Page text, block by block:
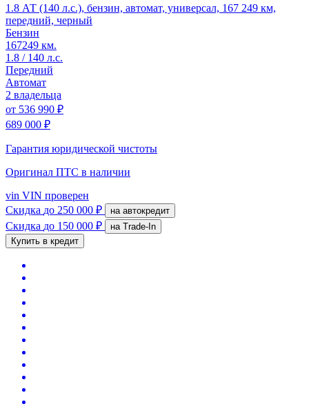
1.8 АТ (140 л.с.), бензин, автомат, универсал, 167 249 км,
передний, черный
Бензин
167249 км.
1.8 / 140 л.с.
Передний
Автомат
2 владельца
от 536 990 ₽
689 000 ₽
Гарантия юридической чистоты
Оригинал ПТС в наличии
vin VIN проверен
Скидка до 250 000 ₽ на автокредит
Скидка до 150 000 ₽
на Trade-In
Купить в кредит